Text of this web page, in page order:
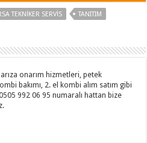
TEKNIKER SERVIS TANITIM
onarım hizmetleri, petek
bakımı, 2. el kombi alım satım gibi
992 06 95 numaralı hattan bize